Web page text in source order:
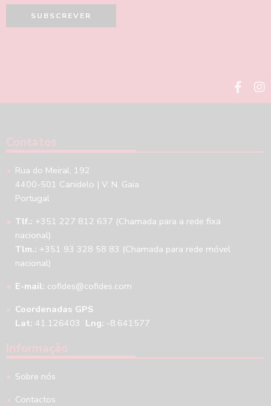
Contatos
Rua do Meiral, 192
4400-501 Canidelo | V. N. Gaia
Portugal
Tlf.: +351 227 812 637 (Chamada para a rede fixa
nacional)
Tlm.: +351 93 328 58 83 (Chamada para rede móvel
nacional)
E-mail: cofides@cofides.com
Coordenadas GPS
Lat: 41.126403 Lng: -8.641577
Informação
Sobre nós
Contactos